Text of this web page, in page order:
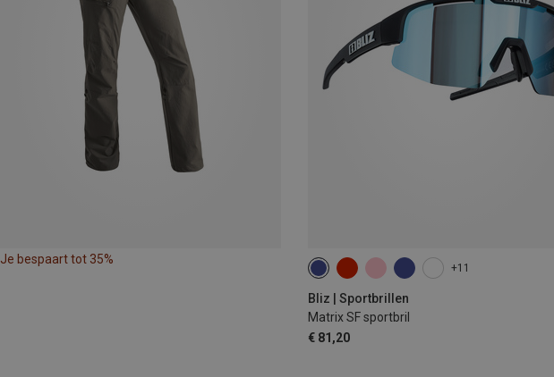
Je bespaart tot 35%
+11
Bliz | Sportbrillen
Matrix SF sportbril
€ 81,20